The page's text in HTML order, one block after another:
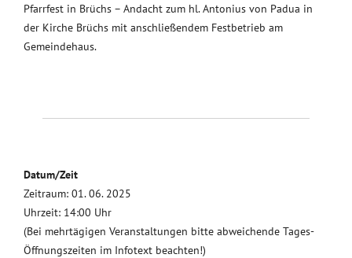
Pfarrfest in Brüchs – Andacht zum hl. Antonius von Padua in
der Kirche Brüchs mit anschließendem Festbetrieb am
Gemeindehaus.
Datum/Zeit
Zeitraum: 01. 06. 2025
Uhrzeit: 14:00 Uhr
(Bei mehrtägigen Veranstaltungen bitte abweichende Tages-
Öffnungszeiten im Infotext beachten!)